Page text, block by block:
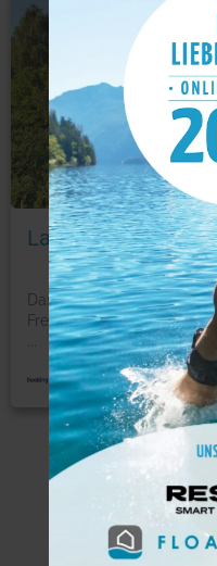
Landhaus GRETE
Das Landhaus GRETE
Freizeitpark
mehr
Mehr
Aktuelle